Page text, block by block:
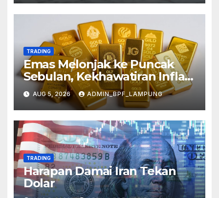
TRADING
Emas Melonjak ke Puncak
Sebulan, Kekhawatiran Inflasi
Mereda
AUG 5, 2026 ADMIN_BPF_LAMPUNG
TRADING
Harapan Damai Iran Tekan
Dolar